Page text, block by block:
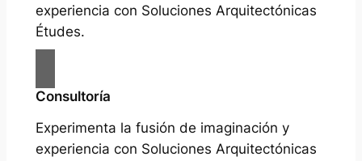
experiencia con Soluciones Arquitectónicas
Études.
Consultoría
Experimenta la fusión de imaginación y
experiencia con Soluciones Arquitectónicas